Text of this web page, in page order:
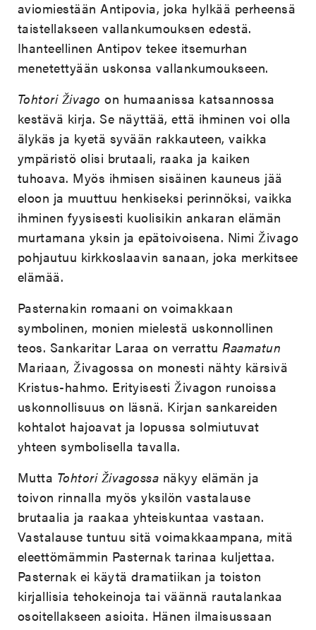
aviomiestään Antipovia, joka hylkää perheensä
taistellakseen vallankumouksen edestä.
Ihanteellinen Antipov tekee itsemurhan
menetettyään uskonsa vallankumoukseen.
Tohtori Živago on humaanissa katsannossa
kestävä kirja. Se näyttää, että ihminen voi olla
älykäs ja kyetä syvään rakkauteen, vaikka
ympäristö olisi brutaali, raaka ja kaiken
tuhoava. Myös ihmisen sisäinen kauneus jää
eloon ja muuttuu henkiseksi perinnöksi, vaikka
ihminen fyysisesti kuolisikin ankaran elämän
murtamana yksin ja epätoivoisena. Nimi Živago
pohjautuu kirkkoslaavin sanaan, joka merkitsee
elämää.
Pasternakin romaani on voimakkaan
symbolinen, monien mielestä uskonnollinen
teos. Sankaritar Laraa on verrattuRaamatun
Mariaan, Živagossa on monesti nähty kärsivä
Kristus-hahmo. Erityisesti Živagon runoissa
uskonnollisuus on läsnä. Kirjan sankareiden
kohtalot hajoavat ja lopussa solmiutuvat
yhteen symbolisella tavalla.
Mutta Tohtori Živagossa näkyy elämän ja
toivon rinnalla myös yksilön vastalause
brutaalia ja raakaa yhteiskuntaa vastaan.
Vastalause tuntuu sitä voimakkaampana, mitä
eleettömämmin Pasternak tarinaa kuljettaa.
Pasternak ei käytä dramatiikan ja toiston
kirjallisia tehokeinoja tai väännä rautalankaa
osoitellakseen asioita. Hänen ilmaisussaan